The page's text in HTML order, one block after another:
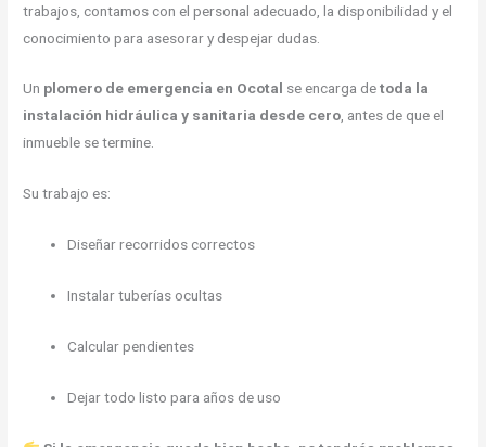
trabajos, contamos con el personal adecuado, la disponibilidad y el
conocimiento para asesorar y despejar dudas.
Un plomero de emergencia en Ocotal se encarga detoda la
instalación hidráulica y sanitaria desde cero, antes de que el
inmueble se termine.
Su trabajo es:
Diseñar recorridos correctos
Instalar tuberías ocultas
Calcular pendientes
Dejar todo listo para años de uso